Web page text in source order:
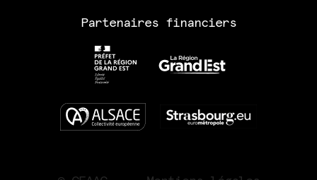
Partenaires financiers